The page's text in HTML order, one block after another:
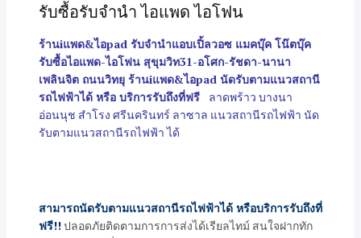
รับซื้อรับจำนำ ไอแพด ไอโฟน
ร้านiแพด&ไอpad รับจำนำแอบเปิ้ลวอซ แมคบุ๊ค โน๊ตบุ๊ค
รับซื้อไอแพด-ไอโฟน สุขุมวิท31-อโศก-รัชดา-นานา
เพลินจิต ถนนวิทยุ ร้านiแพด&ไอpad นัดรับตามแนวสถานี
รถไฟฟ้าได้ หรือ บริการรับถึงที่ฟรี
ลาดพร้าว บางนา
อ่อนนุช สำโรง ศรีนครินทร์ ลาซาล แนวสถานีรถไฟฟ้า นัด
รับตามแนวสถานีรถไฟฟ้า ได้
สามารถนัดรับตามแนวสถานีรถไฟฟ้าได้ หรือบริการรับถึงที่
ฟรี!!ปลอดภัยติดตามการการส่งได้เรียลไทม์ สนใจฝากทัก